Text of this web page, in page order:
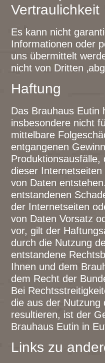
Vertraulichkeit
Es kann nicht
Informationen oder
uns übermittelt
nicht von Dritten
Haftung
Das Brauhaus Eutin
insbesondere nicht
mittelbare
entgangenen
Produktionsausfälle,
dieser
von Daten
entstandenen
der Internetseiten
von Daten Vorsatz
vor, gilt der
durch die Nutzung
entstandene
Ihnen und dem
dem Recht der
Bei
die aus der Nutzung
resultieren, ist der
Brauhaus Eutin in
Links zu